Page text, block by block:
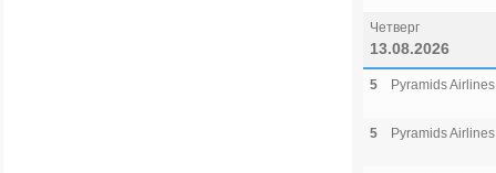
Четверг
13.08.2026
5 Pyramids Airlines
5 Pyramids Airlines